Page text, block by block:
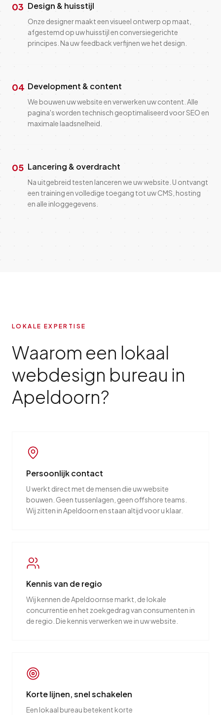
03 Design & huisstijl
Onze designer maakt een visueel ontwerp op maat,
afgestemd op uw huisstijl en conversiegerichte
principes. Na uw feedback verfijnen we het design.
04 Development & content
We bouwen uw website en verwerken uw content. Alle
pagina's worden technisch geoptimaliseerd voor SEO en
maximale laadsnelheid.
05 Lancering & overdracht
Na uitgebreid testen lanceren we uw website. U ontvangt
een training en volledige toegang tot uw CMS, hosting
en alle inloggegevens.
LOKALE EXPERTISE
Waarom een lokaal
webdesign bureau in
Apeldoorn?
Persoonlijk contact
U werkt direct met de mensen die uw website
bouwen. Geen tussenlagen, geen offshore teams.
Wij zitten in Apeldoorn en staan altijd voor u klaar.
Kennis van de regio
Wij kennen de Apeldoornse markt, de lokale
concurrentie en het zoekgedrag van consumenten in
de regio. Die kennis verwerken we in uw website.
Korte lijnen, snel schakelen
Een lokaal bureau betekent korte